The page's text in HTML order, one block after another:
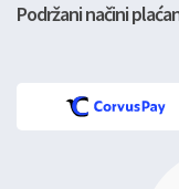
Podržani načini